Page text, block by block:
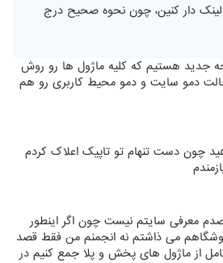
دار کنین، چون نحوه صحیح درج
جدید هستیم که کلیه ماژول ها رو روش
دمو سایت و دمو محیط کاربری رو هم
چون دست تنهام تو تاپیک اعلاک کردم
معرفی سایتم نیست چون اگر اینطور
می ذاشتم نه انجمنم من فقط قصد
از ماژول های پخش و پلا جمع کنیم در